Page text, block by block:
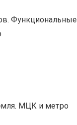
Функциональные
МЦК и метро